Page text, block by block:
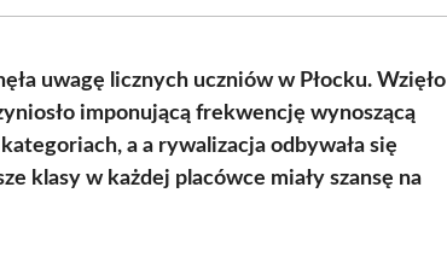
(Twitter)
uwagę licznych uczniów w Płocku. Wzięło
imponującą frekwencję wynoszącą
a a rywalizacja odbywała się
klasy w każdej placówce miały szansę na